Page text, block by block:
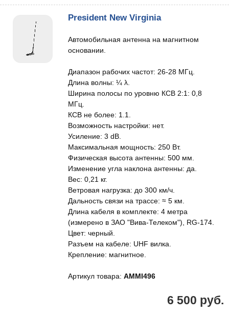
President New Virginia
Автомобильная антенна на магнитном
основании.
Диапазон рабочих частот: 26-28 МГц.
Длина волны: ¼ λ.
Ширина полосы по уровню КСВ 2:1: 0,8
МГц.
КСВ не более: 1.1.
Возможность настройки: нет.
Усиление: 3 dB.
Максимальная мощность: 250 Вт.
Физическая высота антенны: 500 мм.
Изменение угла наклона антенны: да.
Вес: 0,21 кг.
Ветровая нагрузка: до 300 км/ч.
Дальность связи на трассе: ≈ 5 км.
Длина кабеля в комплекте: 4 метра
(измерено в ЗАО "Вива-Телеком"), RG-174.
Цвет: черный.
Разъем на кабеле: UHF вилка.
Крепление: магнитное.
Артикул товара: AMMI496
6 500 руб.